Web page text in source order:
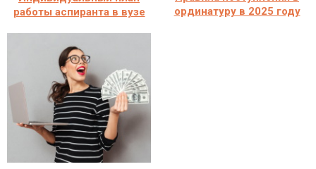
работы аспиранта в вузе
ординатуру в 2025 году